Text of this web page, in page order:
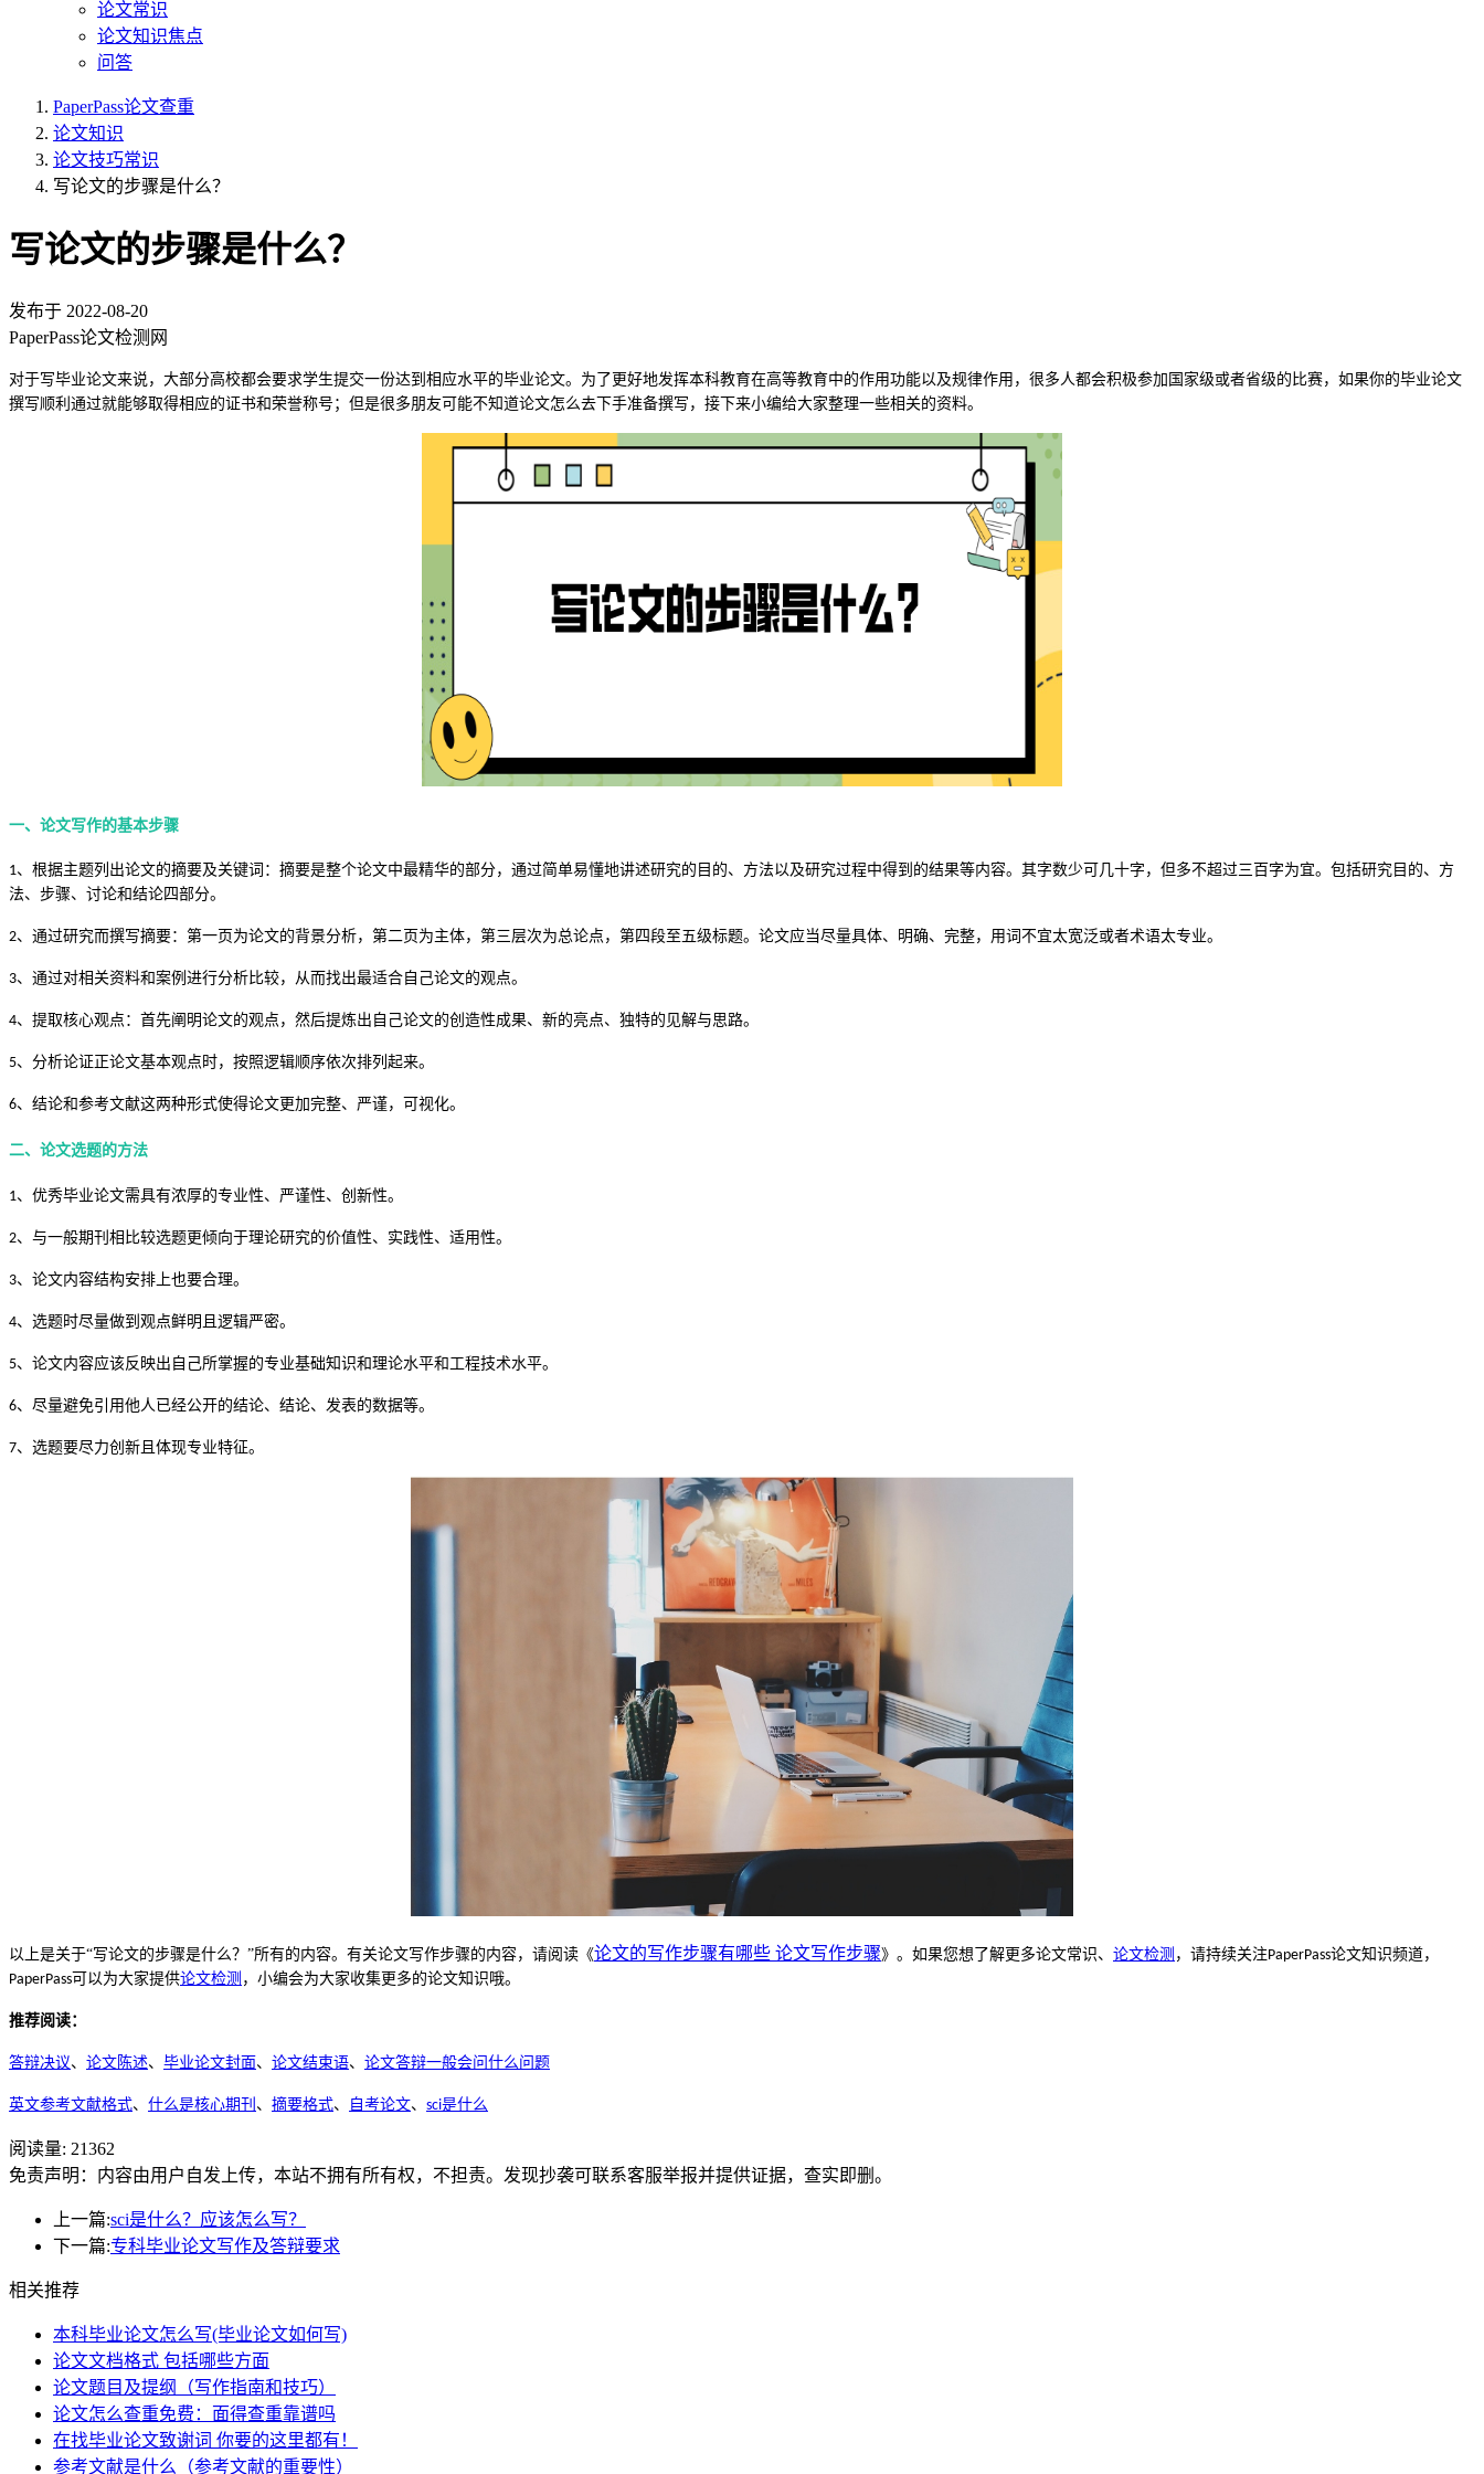
论文常识
论文知识焦点
问答
PaperPass论文查重
论文知识
论文技巧常识
写论文的步骤是什么？
写论文的步骤是什么？
发布于 2022-08-20
PaperPass论文检测网
对于写毕业论文来说，大部分高校都会要求学生提交一份达到相应水平的毕业论文。为了更好地发挥本科教育在高等教育中的作用功能以及规律作用，很多人都会积极参加国家级或者省级的比赛，如果你的毕业论文
撰写顺利通过就能够取得相应的证书和荣誉称号；但是很多朋友可能不知道论文怎么去下手准备撰写， 接下来小编给大家整理一些相关的资料。
一、论文写作的基本步骤
1、 根据主题列出论文的摘要及关键词：摘要是整个论文中最精华的部分，通过简单易懂地讲述研究的目的、方法以及研究过程中得到的结果等内容。其字数少可几十字，但多不超过三百字为宜。包括研究目的、方
法、步骤、讨论和结论四部分。
2、 通过研究而撰写摘要：第一页为论文的背景分析，第二页为主体，第三层次为总论点，第四段至五级标题。论文应当尽量具体、明确、完整，用词不宜太宽泛或者术语太专业。
3、 通过对相关资料和案例进行分析比较，从而找出最适合自己论文的观点。
4、 提取核心观点：首先阐明论文的观点，然后提炼出自己论文的创造性成果、新的亮点、独特的见解与思路。
5、 分析论证正论文基本观点时，按照逻辑顺序依次排列起来。
6、 结论和参考文献这两种形式使得论文更加完整、严谨，可视化。
二、论文选题的方法
1、优秀毕业论文需具有浓厚的专业性、严谨性、创新性。
2、与一般期刊相比较选题更倾向于理论研究的价值性、实践性、适用性。
3、论文内容结构安排上也要合理。
4、选题时尽量做到观点鲜明且逻辑严密。
5、论文内容应该反映出自己所掌握的专业基础知识和理论水平和工程技术水平。
6、尽量避免引用他人已经公开的结论、结论、发表的数据等。
7、选题要尽力创新且体现专业特征。
以上是关于“写论文的步骤是什么？”所有的内容。有关论文写作步骤的内容，请阅读《论文的写作步骤有哪些 论文写作步骤》。如果您想了解更多论文常识、 论文检测 ，请持续关注PaperPass论文知识频道，
PaperPass可以为大家提供论文检测 ，小编会为大家收集更多的论文知识哦。
推荐阅读：
答辩决议、 论文陈述、 毕业论文封面、 论文结束语、 论文答辩一般会问什么问题
英文参考文献格式、 什么是核心期刊 、 摘要格式、 自考论文、 sci是什么
阅读量: 21362
免责声明：内容由用户自发上传，本站不拥有所有权，不担责。发现抄袭可联系客服举报并提供证据，查实即删。
上一篇:sci是什么？应该怎么写？
下一篇:专科毕业论文写作及答辩要求
相关推荐
本科毕业论文怎么写(毕业论文如何写)
论文文档格式 包括哪些方面
论文题目及提纲（写作指南和技巧）
论文怎么查重免费：面得查重靠谱吗
在找毕业论文致谢词 你要的这里都有！
参考文献是什么（参考文献的重要性）